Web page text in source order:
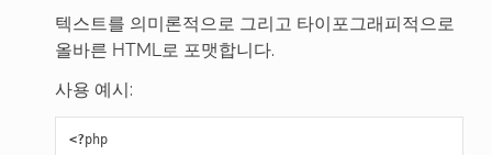
텍스트를 의미론적으로 그리고 타이포그래피적으로
올바른 HTML로 포맷합니다.
사용 예시:
<?php